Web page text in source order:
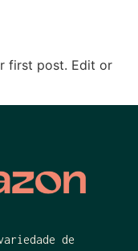
first post. Edit or
de